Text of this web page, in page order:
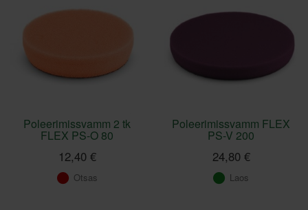
Poleerimissvamm 2 tk
FLEX PS-O 80
12,40 €
Otsas
Poleerimissvamm FLEX
PS-V 200
24,80 €
Laos